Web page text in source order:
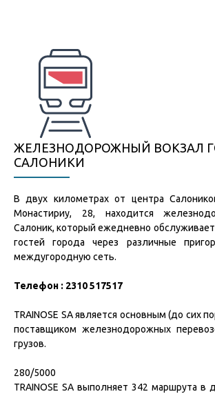
ЖЕЛЕЗНОДОРОЖНЫЙ ВОКЗАЛ
САЛОНИКИ
В двух километрах от центра
Монастириу, 28, находится
Салоник, который ежедневно
гостей города через различные
междугородную сеть.
Телефон : 2310 517517
TRAINOSE SA является основным (до сих
поставщиком железнодорожных
грузов.
280/5000
TRAINOSE SA выполняет 342 маршрута в